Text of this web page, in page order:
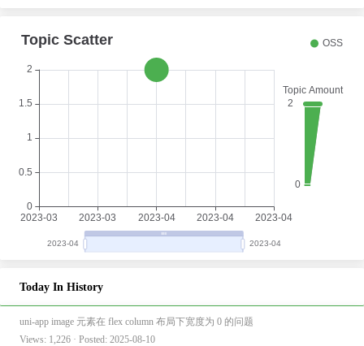
Today In History
uni-app image 元素在 flex column 布局下宽度为 0 的问题
Views: 1,226 · Posted: 2025-08-10